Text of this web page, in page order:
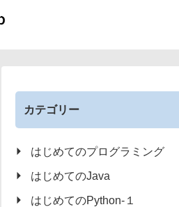
カテゴリー
はじめてのプログラミング
はじめてのJava
はじめてのPython-１